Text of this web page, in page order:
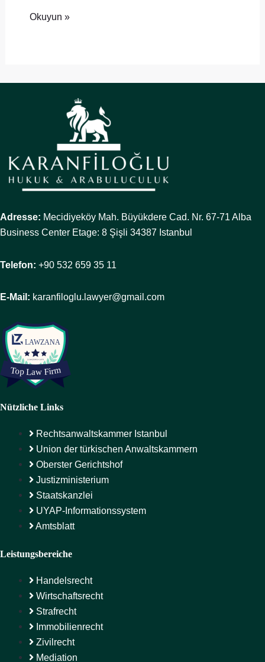
Okuyun »
Adresse: Mecidiyeköy Mah. Büyükdere Cad. Nr. 67-71 Alba
Business Center Etage: 8 Şişli 34387 Istanbul
Telefon: +90 532 659 35 11
E-Mail: karanfiloglu.lawyer@gmail.com
Nützliche Links
Rechtsanwaltskammer Istanbul
Union der türkischen Anwaltskammern
Oberster Gerichtshof
Justizministerium
Staatskanzlei
UYAP-Informationssystem
Amtsblatt
Leistungsbereiche
Handelsrecht
Wirtschaftsrecht
Strafrecht
Immobilienrecht
Zivilrecht
Mediation